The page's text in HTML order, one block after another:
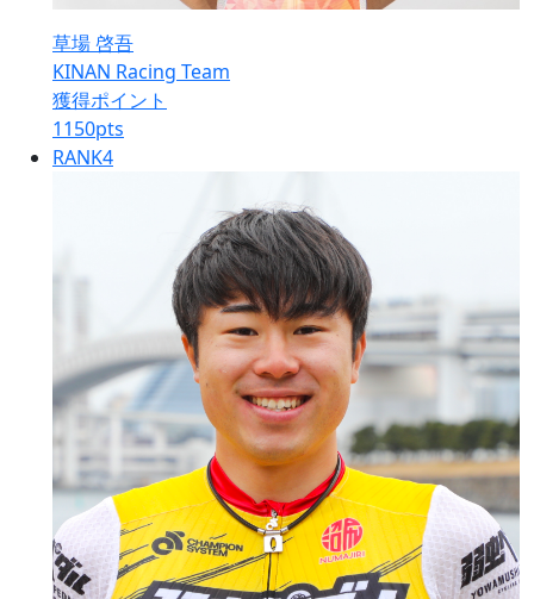
草場 啓吾
KINAN Racing Team
獲得ポイント
1150pts
RANK4